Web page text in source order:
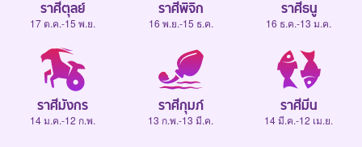
ราศีตุลย์
17 ต.ค.-15 พ.ย.
ราศีพิจิก
16 พ.ย.-15 ธ.ค.
ราศีธนู
16 ธ.ค.-13 ม.ค.
ราศีมังกร
14 ม.ค.-12 ก.พ.
ราศีกุมภ์
13 ก.พ.-13 มี.ค.
ราศีมีน
14 มี.ค.-12 เม.ย.